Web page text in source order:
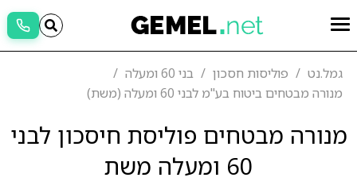
גמל.נט פוליסות חסכון
בני 60 ומעלה
מנורה מבטחים ביטוח בע"מ לבני 60 ומעלה (משת)
מנורה מבטחים פוליסת חיסכון לבני
60 ומעלה משת